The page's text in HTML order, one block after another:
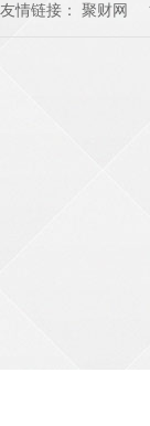
友情链接： 聚财网